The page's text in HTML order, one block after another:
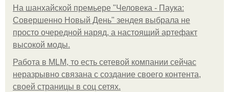
На шанхайской премьере "Человека - Паука:
Совершенно Новый День" зендея выбрала не
просто очередной наряд, а настоящий артефакт
высокой моды.
Работа в MLM, то есть сетевой компании сейчас
неразрывно связана с создание своего контента,
своей страницы в соц сетях.